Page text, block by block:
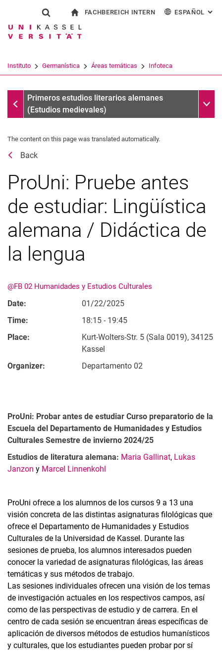
Jump directly to: content
Jump directly to: search
Jump directly to: main
Show search form
Search term
Search (opens an external link in a
FACHBEREICH INTERN ESPAÑOL :
Instituto Germanística Áreas temáticas Infoteca
InfotecaPrimeros estudios literarios alemanes
(Estudios medievales)
The content on this page was translated automatically.
Back
ProUni: Pruebe antes
de estudiar: Lingüística
alemana / Didáctica de
la lengua
@FB 02 Humanidades y Estudios Culturales
Date:
01/22/2025
Time:
18:15 - 19:45
Place:
Kurt-Wolters-Str. 5 (Sala 0019), 34125
Kassel
Organizer:
Departamento 02
ProUni: Probar antes de estudiar Curso preparatorio de la
Escuela del Departamento de Humanidades y Estudios
Culturales Semestre de invierno 2024/25
Estudios de literatura alemana: Maria Gallinat, Lukas
Janzon y Marcel Linnenkohl
ProUni ofrece a los alumnos de los cursos 9 a 13 una
visión concreta de las distintas asignaturas filológicas que
ofrece el Departamento de Humanidades y Estudios
Culturales de la Universidad de Kassel. Durante las
sesiones de prueba, los alumnos interesados pueden
conocer la variedad de asignaturas filológicas, las áreas
temáticas y sus métodos de trabajo.
Las sesiones individuales ofrecen una visión de los temas
de investigación actuales en los respectivos campos, así
como de las perspectivas de estudio y de carrera. En el
centro de cada sesión se encuentran áreas específicas de
aplicación de diversos métodos de estudios humanísticos
y culturales, que los estudiantes pueden probar por sí